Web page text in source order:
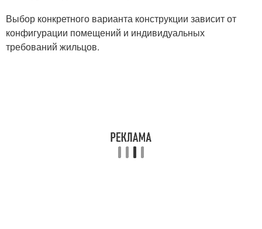
Выбор конкретного варианта конструкции зависит от
конфигурации помещений и индивидуальных
требований жильцов.